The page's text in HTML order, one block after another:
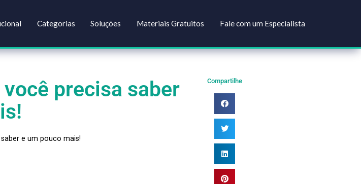
institucional Categorias Soluções Materiais Gratuitos Fale com um
você precisa saber